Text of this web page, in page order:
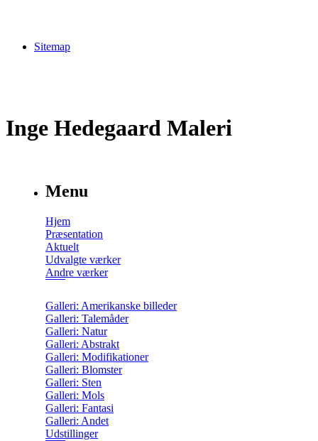
Sitemap
Inge Hedegaard Maleri
Menu
Hjem
Præsentation
Aktuelt
Udvalgte værker
Andre værker
Galleri: Amerikanske billeder
Galleri: Talemåder
Galleri: Natur
Galleri: Abstrakt
Galleri: Modifikationer
Galleri: Blomster
Galleri: Sten
Galleri: Mols
Galleri: Fantasi
Galleri: Andet
Udstillinger